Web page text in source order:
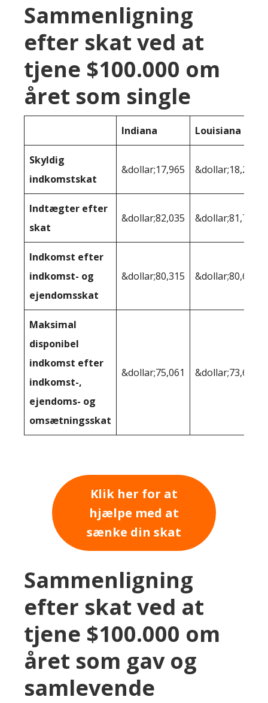
Sammenligning
efter skat ved at
tjene $100.000 om
året som single
Indiana Louisiana
Skyldig
indkomstskat
&dollar;17,965 &dollar;18,245
Indtægter efter
skat
&dollar;82,035 &dollar;81,755
Indkomst efter
indkomst- og
ejendomsskat
&dollar;80,315 &dollar;80,690
Maksimal
disponibel
indkomst efter
indkomst-,
ejendoms- og
omsætningsskat
&dollar;75,061 &dollar;73,656
Klik her for at
hjælpe med at
sænke din skat
Sammenligning
efter skat ved at
tjene $100.000 om
året som gav og
samlevende